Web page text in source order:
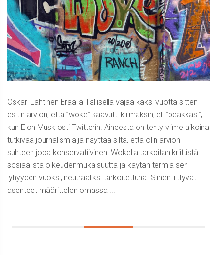
Oskari Lahtinen Eräällä illallisella vajaa kaksi vuotta sitten
esitin arvion, että ”woke” saavutti kliimaksin, eli ”peakkasi”,
kun Elon Musk osti Twitterin. Aiheesta on tehty viime aikoina
tutkivaa journalismia ja näyttää siltä, että olin arvioni
suhteen jopa konservatiivinen. Wokella tarkoitan kriittistä
sosiaalista oikeudenmukaisuutta ja käytän termiä sen
lyhyyden vuoksi, neutraaliksi tarkoitettuna. Siihen liittyvät
asenteet määrittelen omassa ...